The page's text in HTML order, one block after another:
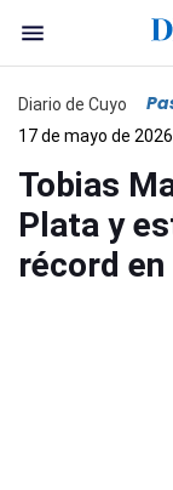
Diario de Cuyo
17 de mayo de
Tobias
Plata y
récord en